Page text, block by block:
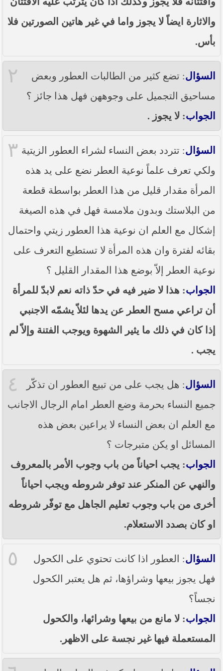
----- تصريح حول الأوضاع الراهنة في العراق
) بعد سيطرة (داعش) على مناطق واسعة في محافظتي
المحافظات
بيان صادر من مكتب سماحة السيد السيستاني -دام ظلّه
محافظة نينوى
والاثارة ايضاً لا يجوز واما في غير هاتين الصورتين فلا
بأس.
٢ السؤال: تضع كثير من الطالبات العطور وبعض
مساحيق التجميل على وجوههن فهل هذا جائز ؟
الجواب: لا يجوز .
٣ السؤال: تتردد بعض النساء لشراء العطور الزيتية
ولكي تعرف علماً نوعية العطر نضع على يد هذه
المرأة مقدار قليل من هذا العطر بواسطة قطعة
من البلاستك وبدون ملامسة فهل في هذه الصيغة
إشكال مع العلم ان نوعية هذا العطور زيتي واحتمال
بقائه لفترة وان هذه المرأة لا تستطيع التعرف على
نوعية العطر إلاّ بوضع هذا المقدار القليل ؟
الجواب: هذا لا ضير فيه في حدّ ذاته نعم لابدّ للمرأة
أن تراعي مسح العطر عن يدها لئلاّ يشمّه الاجنبي
إذا كان في ذلك ما يثير الشهوة ويوجب الفتنة وإلاّ لم
يجب .
٤ السؤال: هل يجب على من تبيع العطور ان تذكّر
جميع النساء بحرمة وضع العطر امام الرجال الاجانب
مع العلم ان بعض النساء لا يراعين بعض هذه
المسائل او يكن متبرجات ؟
الجواب: يجب احياناً من باب وجوب الأمر بالمعروف
والنهي عن المنكر عند توفر شروطه ويجب احياناً
أخرى من باب وجوب تعليم الجاهل مع توفّر شروطه
او كان بصدد الاستعلام.
٥ السؤال: العطور اذا كانت تحتوي على الكحول
فهل يجوز بيعها وشراؤها، ثم هل يعتبر الكحول
نجساً؟
الجواب: لا مانع من بيعها وشرائها، والكحول
المستعملة فيها غير نجسة على الاظهر.